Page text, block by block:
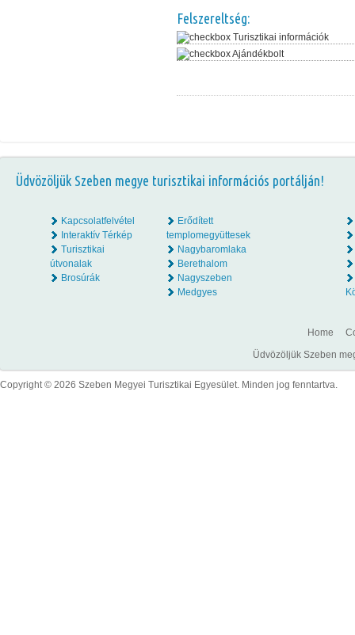
Felszereltség:
Turisztikai információk
Ajándékbolt
Üdvözöljük Szeben megye turisztikai információs portálján!
Kapcsolatfelvétel
Interaktív Térkép
Turisztikai
útvonalak
Brosúrák
Erődített
templomegyüttesek
Nagybaromlaka
Berethalom
Nagyszeben
Medgyes
Home
Üdvözöljük Szeben
Copyright © 2026 Szeben Megyei Turisztikai Egyesület. Minden jog fenntartva.